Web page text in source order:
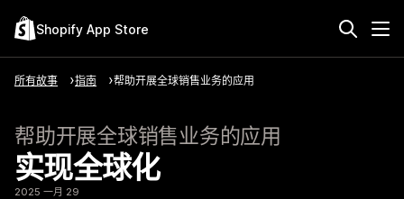
Shopify App Store
所有故事 指南 帮助开展全球销售业务的应用
帮助开展全球销售业务的应用
实现全球化
2025 一月 29